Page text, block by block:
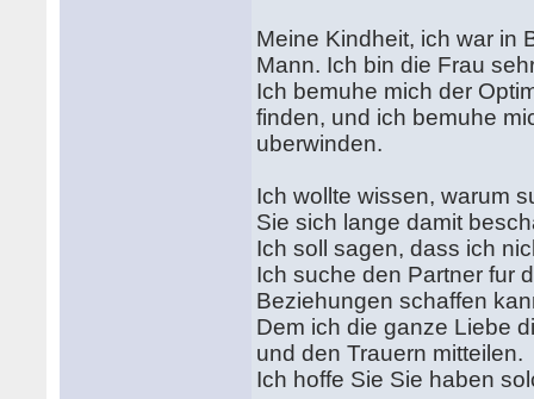
Meine Kindheit, ich war in
Mann. Ich bin die Frau
Ich bemuhe mich der
finden, und ich bemuhe
uberwinden.
Ich wollte wissen, warum
Sie sich lange damit
Ich soll sagen, dass ich
Ich suche den Partner fur
Beziehungen schaffen
Dem ich die ganze Liebe
und den Trauern mitteilen.
Ich hoffe Sie Sie haben